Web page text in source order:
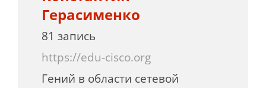
Герасименко
81 запись
https://edu-cisco.org
Гений в области сетевой